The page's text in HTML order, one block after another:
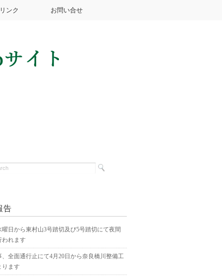
リンク お問い合せ
告
曜日から東村山3号踏切及び5号踏切にて夜間
われます
、全面通行止にて4月20日から奈良橋川整備工
ります